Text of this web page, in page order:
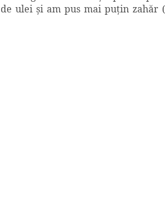
ulei şi am pus mai puţin zahăr